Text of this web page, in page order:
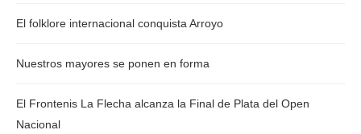
El folklore internacional conquista Arroyo
Nuestros mayores se ponen en forma
El Frontenis La Flecha alcanza la Final de Plata del Open
Nacional